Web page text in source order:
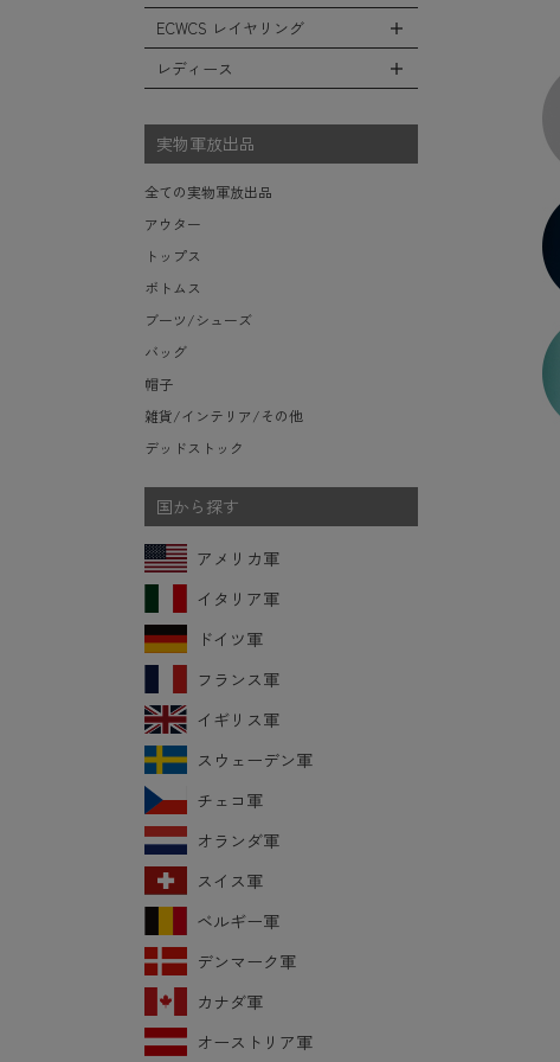
フリースジャケット
レザーアウター
ジャケットライナー
モッズコート
スウェットパンツ
ショートパンツ
アンダー（下着）
ソックス/靴下
ヘルメットバッグ
トートバッグ
ダッフルバッグ
ボストンバッグ
ポーチ/ケース/etc
スーツケース/キャリーバッグ
ビジネスバッグ
防寒物（ネックウォーマーetc）
傘/ポンチョ
ミリタリーウォッチ
サングラス・ゴーグル
キャップ
ハット
ニット帽（ビーニー）
ベレー帽
ハンチング
キャスケット
その他
全てのインテリア
デスク、椅子、家具
ボックス/ガソリン缶/etc
生地・テントシェル
ECWCS レイヤリング
全てのECWCS
ミッドベースレイヤー Level.2
ウィンドレイヤー Level.4
ソフトシェルレイヤー Level.5
ハードシェルレイヤー Level.6
アウターレイヤー Level.7
レディース
実物軍放出品
全ての実物軍放出品
アウター
トップス
ボトムス
ブーツ/シューズ
バッグ
帽子
雑貨/インテリア/その他
デッドストック
国から探す
アメリカ軍
イタリア軍
ドイツ軍
フランス軍
イギリス軍
スウェーデン軍
チェコ軍
オランダ軍
スイス軍
ベルギー軍
デンマーク軍
カナダ軍
オーストリア軍